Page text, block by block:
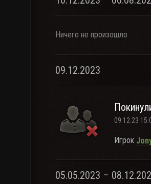
Ничего не произошло
09.12.2023
09.12.23
Игрок
05.05.2023 –